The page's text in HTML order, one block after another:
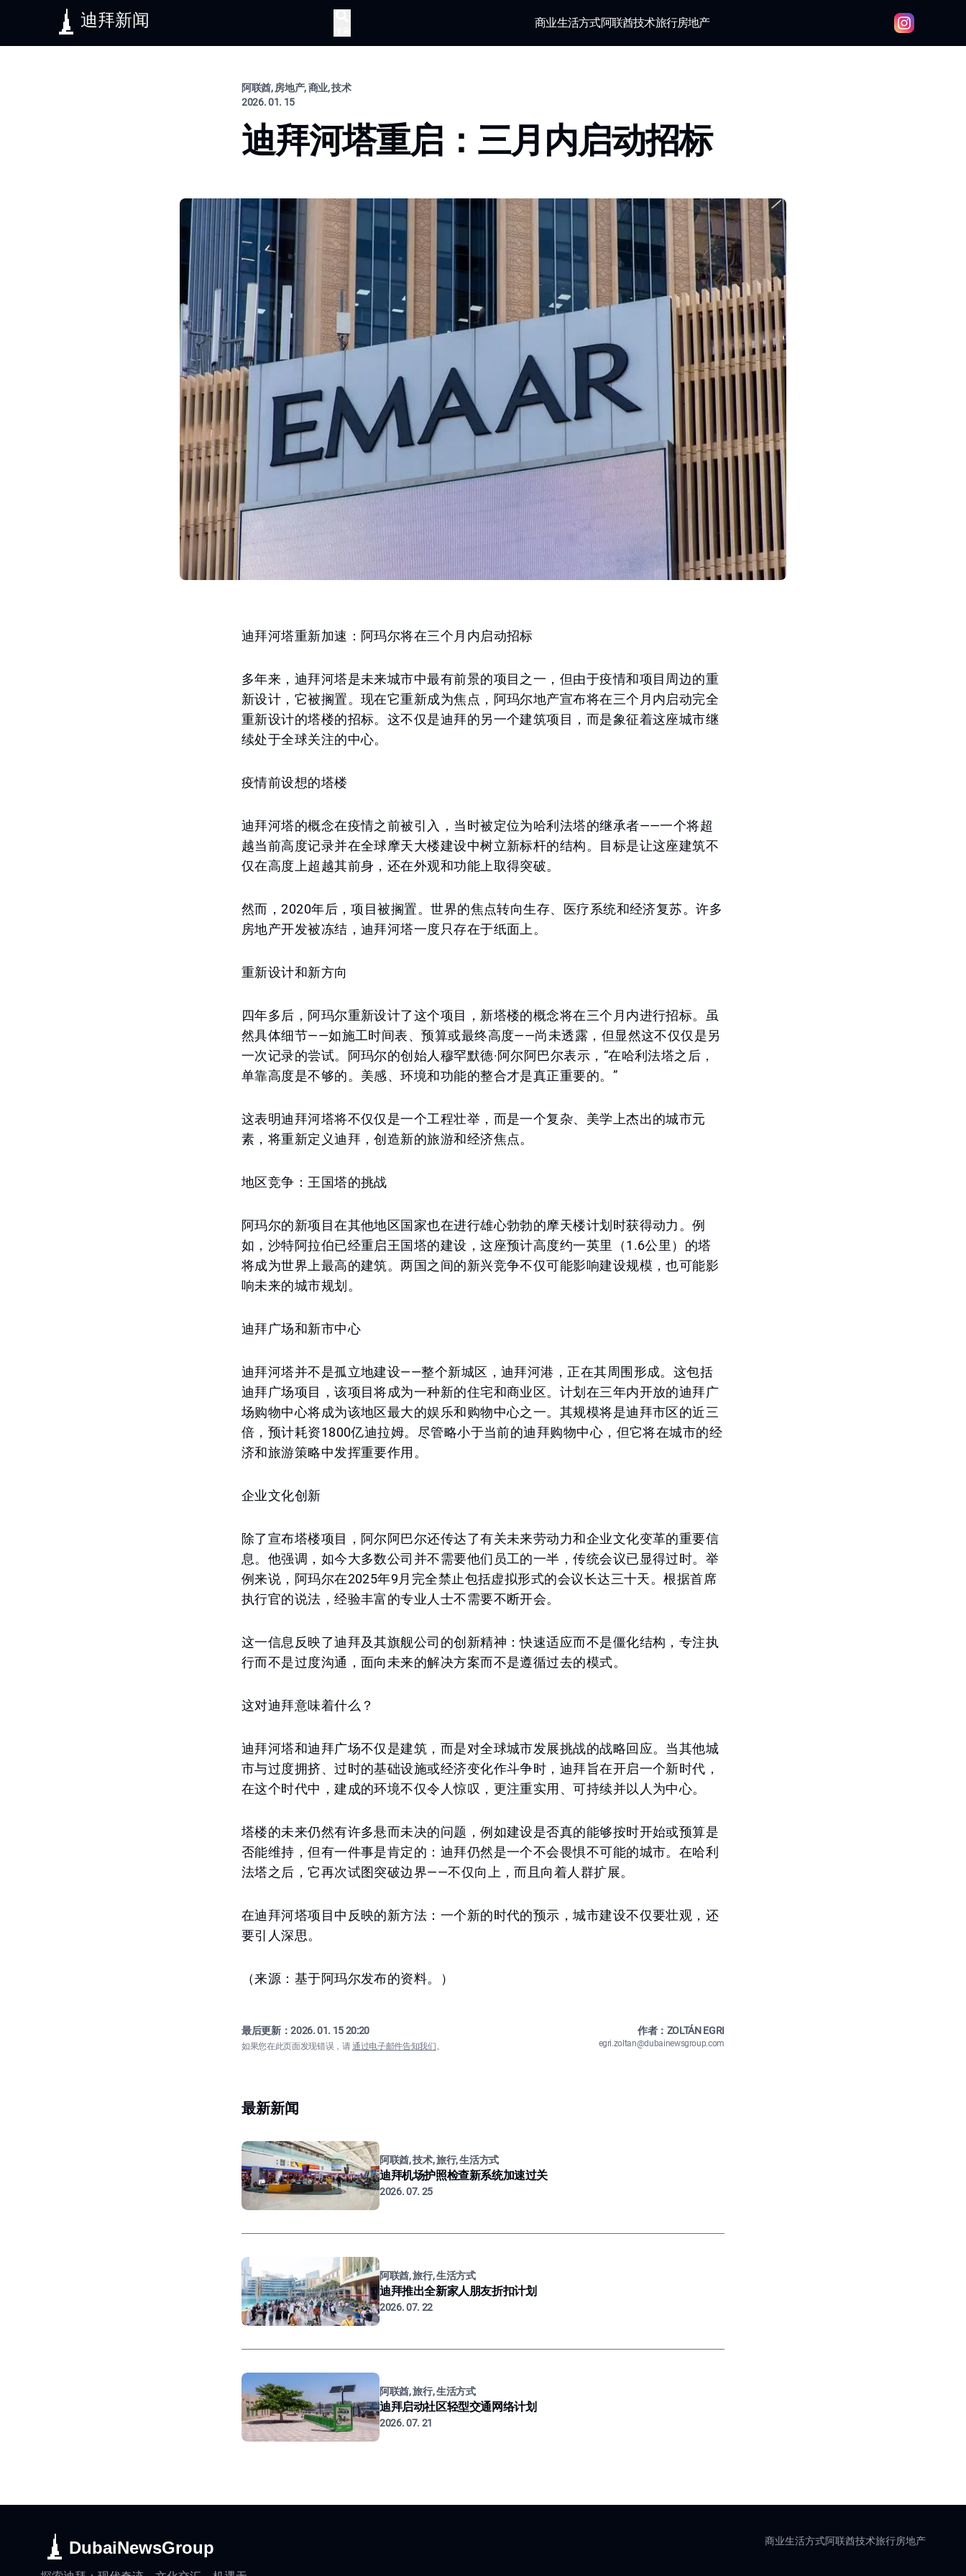
迪拜新闻 商业生活方式阿联酋技术旅行房地产
阿联酋, 房地产, 商业, 技术
2026. 01. 15
迪拜河塔重启：三月内启动招标
迪拜河塔重新加速：阿玛尔将在三个月内启动招标
多年来，迪拜河塔是未来城市中最有前景的项目之一，但由于疫情和项目周边的重
新设计，它被搁置。现在它重新成为焦点，阿玛尔地产宣布将在三个月内启动完全
重新设计的塔楼的招标。这不仅是迪拜的另一个建筑项目，而是象征着这座城市继
续处于全球关注的中心。
疫情前设想的塔楼
迪拜河塔的概念在疫情之前被引入，当时被定位为哈利法塔的继承者——一个将超
越当前高度记录并在全球摩天大楼建设中树立新标杆的结构。目标是让这座建筑不
仅在高度上超越其前身，还在外观和功能上取得突破。
然而，2020年后，项目被搁置。世界的焦点转向生存、医疗系统和经济复苏。许多
房地产开发被冻结，迪拜河塔一度只存在于纸面上。
重新设计和新方向
四年多后，阿玛尔重新设计了这个项目，新塔楼的概念将在三个月内进行招标。虽
然具体细节——如施工时间表、预算或最终高度——尚未透露，但显然这不仅仅是另
一次记录的尝试。阿玛尔的创始人穆罕默德·阿尔阿巴尔表示，“在哈利法塔之后，
单靠高度是不够的。美感、环境和功能的整合才是真正重要的。”
这表明迪拜河塔将不仅仅是一个工程壮举，而是一个复杂、美学上杰出的城市元
素，将重新定义迪拜，创造新的旅游和经济焦点。
地区竞争：王国塔的挑战
阿玛尔的新项目在其他地区国家也在进行雄心勃勃的摩天楼计划时获得动力。例
如，沙特阿拉伯已经重启王国塔的建设，这座预计高度约一英里（1.6公里）的塔
将成为世界上最高的建筑。两国之间的新兴竞争不仅可能影响建设规模，也可能影
响未来的城市规划。
迪拜广场和新市中心
迪拜河塔并不是孤立地建设——整个新城区，迪拜河港，正在其周围形成。这包括
迪拜广场项目，该项目将成为一种新的住宅和商业区。计划在三年内开放的迪拜广
场购物中心将成为该地区最大的娱乐和购物中心之一。其规模将是迪拜市区的近三
倍，预计耗资1800亿迪拉姆。尽管略小于当前的迪拜购物中心，但它将在城市的经
济和旅游策略中发挥重要作用。
企业文化创新
除了宣布塔楼项目，阿尔阿巴尔还传达了有关未来劳动力和企业文化变革的重要信
息。他强调，如今大多数公司并不需要他们员工的一半，传统会议已显得过时。举
例来说，阿玛尔在2025年9月完全禁止包括虚拟形式的会议长达三十天。根据首席
执行官的说法，经验丰富的专业人士不需要不断开会。
这一信息反映了迪拜及其旗舰公司的创新精神：快速适应而不是僵化结构，专注执
行而不是过度沟通，面向未来的解决方案而不是遵循过去的模式。
这对迪拜意味着什么？
迪拜河塔和迪拜广场不仅是建筑，而是对全球城市发展挑战的战略回应。当其他城
市与过度拥挤、过时的基础设施或经济变化作斗争时，迪拜旨在开启一个新时代，
在这个时代中，建成的环境不仅令人惊叹，更注重实用、可持续并以人为中心。
塔楼的未来仍然有许多悬而未决的问题，例如建设是否真的能够按时开始或预算是
否能维持，但有一件事是肯定的：迪拜仍然是一个不会畏惧不可能的城市。在哈利
法塔之后，它再次试图突破边界——不仅向上，而且向着人群扩展。
在迪拜河塔项目中反映的新方法：一个新的时代的预示，城市建设不仅要壮观，还
要引人深思。
（来源：基于阿玛尔发布的资料。）
最后更新：2026. 01. 15 20:20
如果您在此页面发现错误，请通过电子邮件告知我们。
作者：ZOLTÁN EGRI
egri.zoltan@dubainewsgroup.com
最新新闻
阿联酋, 技术, 旅行, 生活方式
迪拜机场护照检查新系统加速过关
2026. 07. 25
阿联酋, 旅行, 生活方式
迪拜推出全新家人朋友折扣计划
2026. 07. 22
阿联酋, 旅行, 生活方式
迪拜启动社区轻型交通网络计划
2026. 07. 21
DubaiNewsGroup 商业生活方式阿联酋技术旅行房地产